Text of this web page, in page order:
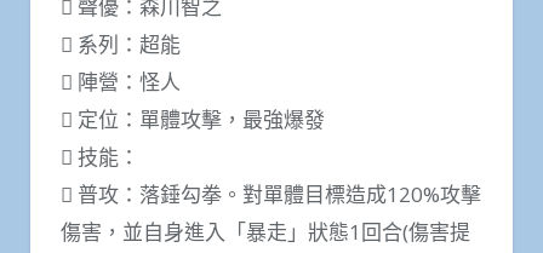
 聲優：森川智之
 系列：超能
 陣營：怪人
 定位：單體攻擊，最強爆發
 技能：
 普攻：落錘勾拳。對單體目標造成120%攻擊
傷害，並自身進入「暴走」狀態1回合(傷害提